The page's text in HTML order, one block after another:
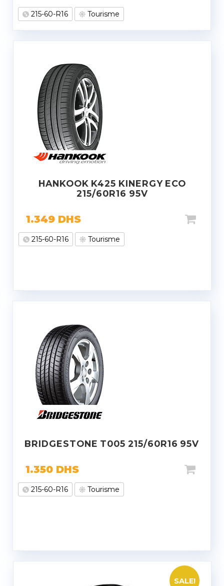
215-60-R16 Tourisme
HANKOOK K425 KINERGY ECO
215/60R16 95V
1.349 DHS
215-60-R16 Tourisme
BRIDGESTONE T005 215/60R16 95V
1.350 DHS
215-60-R16 Tourisme
SALE!